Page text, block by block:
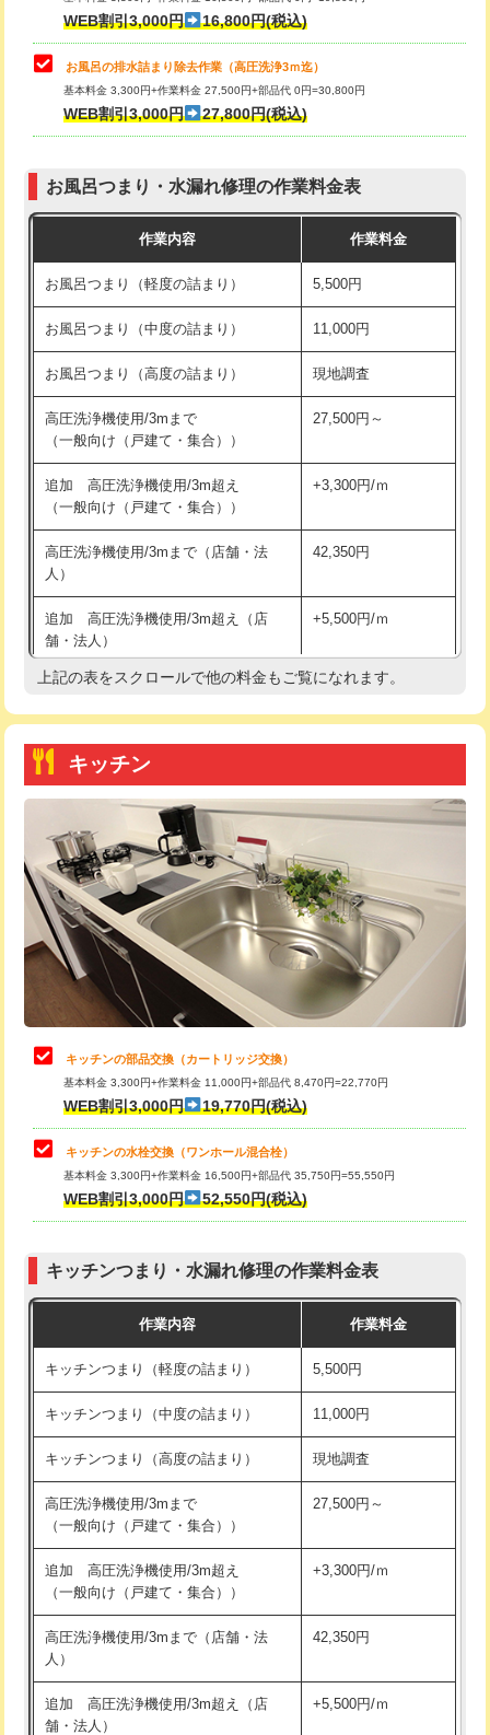
小便器トイレ脱着
その他部品の脱着 8,800円～
交換・取付（タンク）
交換・取付（普通便座） 11,000円+材料費
交換・取付（温水洗浄便座） 16,500円+材料費
交換・取付(単水栓（壁付・デッキ
式）)
13,200円+材料費
交換・取付(混合水栓（壁付・デッキ
式・ワンホール）)
16,500円+材料費
交換・取付(排水栓・排水トラップ
（P/S/ポップアップ））
22,000円+材料費
交換・取付（その他部品） 11,000円+材料費
持込商品取付（単水栓） 13,200円
持込商品取付（混合水栓）
持込商品取付（浄水器・分岐水栓） 16,500円
持込商品取付（温水洗浄便座） 22,000円
持込商品取付（普通便座⇔温水洗浄便
22,000円
給水管工事※（ホール加工)
給水管工事※（バンド止め) 3,300円
給水管工事※（支持金具設置) 5,500円
給水管工事※（保温材使用（バンド止
め込み）)
5,500円
給水管工事※（土の掘削・埋め戻し作
11,000円
給水管工事※（塩ビ管（VP・HI）使
用/3ｍまで)
給水管工事※（塩ビ管（VP・HI）使
用（追加）/3ｍ超え)
給水管工事※（ライニング鋼管・銅
管・ポリ管・HT管使用/3ｍまで)
44,000円
管・ポリ管・HT管使用/3ｍ超え)
排水管工事（土の掘削・埋め戻し作
11,000円~
排水管工事（排水管工事/3ｍまで） 55,000円
排水管工事（追加 排水管工事/3ｍ超
+11,000円
マス交換（深さ50㎝未満）
マス交換（深さ50㎝以上） 66,000円
コンクリート斫り（厚さ10㎝まで）
コンクリート斫り（厚さ10㎝超え）
モルタル補修（厚さ10㎝まで） 27,500円
WEB割引3,000円 16,800円(税込)
お風呂の排水詰まり除去作業（高圧洗浄3ｍ迄）
基本料金 3,300円+作業料金 27,500円+部品代 0円=30,800円
WEB割引3,000円 27,800円(税込)
お風呂つまり・水漏れ修理の作業料金表
作業内容 作業料金
お風呂つまり（軽度の詰まり） 5,500円
お風呂つまり（中度の詰まり） 11,000円
お風呂つまり（高度の詰まり） 現地調査
高圧洗浄機使用/3mまで
（一般向け（戸建て・集合））
27,500円～
追加 高圧洗浄機使用/3m超え
（一般向け（戸建て・集合））
+3,300円/ｍ
高圧洗浄機使用/3mまで（店舗・法
人）
42,350円
追加 高圧洗浄機使用/3m超え（店
舗・法人）
+5,500円/ｍ
高度高圧洗浄換 現地調査
トーラー機使用/3mまで
追加トーラー機使用/3m超え +3,300円
カメラ調査 33,000円
桝清掃 8,800円
止水・漏水調査・防水処理・清掃・修
理・調整・分解・加工など（軽作業）
11,000円
止水・漏水調査・防水処理・清掃・修
理・調整・分解・加工など（中作業）
22,000円
止水・漏水調査・防水処理・清掃・修
理・調整・分解・加工など（重作業）
33,000円
お風呂タンク脱着
その他部品の脱着
式・ワンホール）)
交換・取付(排水栓・排水トラップ
22,000円+材料費
持込商品取付（単水栓）
持込商品取付（混合水栓） 16,500円
給水管工事※（ホール加工)
給水管工事※（バンド止め) 3,300円
上記の表をスクロールで他の料金もご覧になれます。
キッチン
キッチンの部品交換（カートリッジ交換）
基本料金 3,300円+作業料金 11,000円+部品代 8,470円=22,770円
WEB割引3,000円 19,770円(税込)
キッチンの水栓交換（ワンホール混合栓）
基本料金 3,300円+作業料金 16,500円+部品代 35,750円=55,550円
WEB割引3,000円 52,550円(税込)
キッチンつまり・水漏れ修理の作業料金表
作業内容 作業料金
キッチンつまり（軽度の詰まり） 5,500円
キッチンつまり（中度の詰まり） 11,000円
キッチンつまり（高度の詰まり） 現地調査
高圧洗浄機使用/3mまで
（一般向け（戸建て・集合））
27,500円～
追加 高圧洗浄機使用/3m超え
（一般向け（戸建て・集合））
+3,300円/ｍ
高圧洗浄機使用/3mまで（店舗・法
人）
42,350円
追加 高圧洗浄機使用/3m超え（店
舗・法人）
+5,500円/ｍ